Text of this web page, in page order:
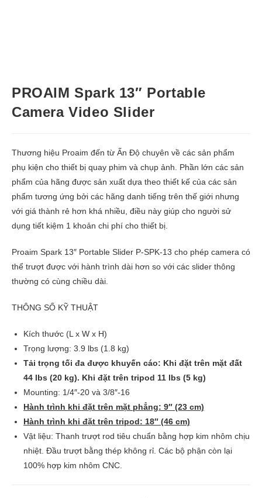
PROAIM Spark 13″ Portable
Camera Video Slider
Thương hiệu Proaim đến từ Ấn Độ chuyên về các sản phẩm
phụ kiện cho thiết bị quay phim và chụp ảnh. Phần lớn các sản
phẩm của hãng được sản xuất dựa theo thiết kế của các sản
phẩm tương ứng bởi các hãng danh tiếng trên thế giới nhưng
với giá thành rẻ hơn khá nhiều, điều này giúp cho người sử
dụng tiết kiệm 1 khoản chi phí cho thiết bị.
Proaim Spark 13″ Portable Slider P-SPK-13 cho phép camera có
thể trượt được với hành trình dài hơn so với các slider thông
thường có cùng chiều dài.
THÔNG SỐ KỸ THUẬT
Kích thước (L x W x H)
Trọng lượng: 3.9 lbs (1.8 kg)
Tải trọng tối đa được khuyến cáo: Khi đặt trên mặt đất
44 lbs (20 kg). Khi đặt trên tripod 11 lbs (5 kg)
Mounting: 1/4″-20 và 3/8″-16
Hành trình khi đặt trên mặt phẳng: 9″ (23 cm)
Hành trình khi đặt trên tripod: 18″ (46 cm)
Vật liệu: Thanh trượt rod tiêu chuẩn bằng hợp kim nhôm chịu
nhiệt. Đầu trượt bằng thép không rỉ. Các bộ phận còn lại
100% hợp kim nhôm CNC.